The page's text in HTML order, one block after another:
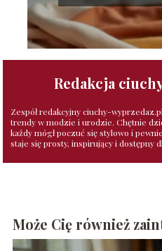
Redakcja
Zespół redakcyjny ciuchy-
trendy w modzie i urodzie. Chętnie
każdy mógł poczuć się stylowo i
staje się prosty, inspirujący i dostępny
Może Cię również